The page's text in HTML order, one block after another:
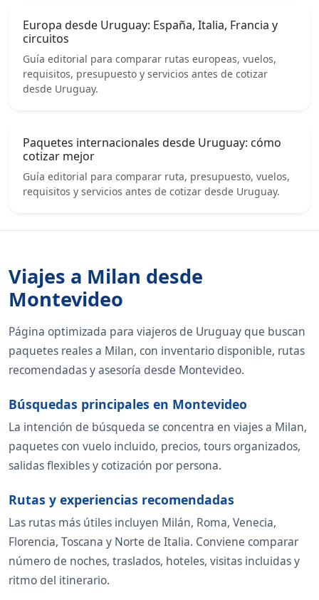
Europa desde Uruguay: España, Italia, Francia y
circuitos
Guía editorial para comparar rutas europeas, vuelos,
requisitos, presupuesto y servicios antes de cotizar
desde Uruguay.
Paquetes internacionales desde Uruguay: cómo
cotizar mejor
Guía editorial para comparar ruta, presupuesto, vuelos,
requisitos y servicios antes de cotizar desde Uruguay.
Viajes a Milan desde
Montevideo
Página optimizada para viajeros de Uruguay que buscan
paquetes reales a Milan, con inventario disponible, rutas
recomendadas y asesoría desde Montevideo.
Búsquedas principales en Montevideo
La intención de búsqueda se concentra en viajes a Milan,
paquetes con vuelo incluido, precios, tours organizados,
salidas flexibles y cotización por persona.
Rutas y experiencias recomendadas
Las rutas más útiles incluyen Milán, Roma, Venecia,
Florencia, Toscana y Norte de Italia. Conviene comparar
número de noches, traslados, hoteles, visitas incluidas y
ritmo del itinerario.